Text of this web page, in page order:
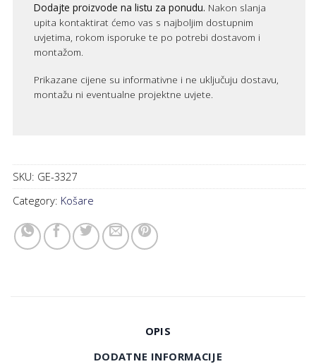
Dodajte proizvode na listu za ponudu. Nakon slanja
upita kontaktirat ćemo vas s najboljim dostupnim
uvjetima, rokom isporuke te po potrebi dostavom i
montažom.
Prikazane cijene su informativne i ne uključuju dostavu,
montažu ni eventualne projektne uvjete.
SKU: GE-3327
Category: Košare
OPIS
DODATNE INFORMACIJE